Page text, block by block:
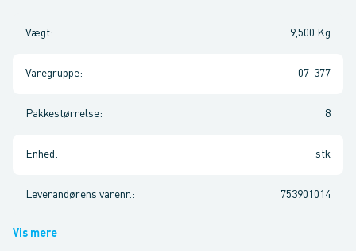
Vægt: 9,500 Kg
Varegruppe: 07-377
Pakkestørrelse: 8
Enhed : stk
Leverandørens varenr. : 753901014
Vis mere